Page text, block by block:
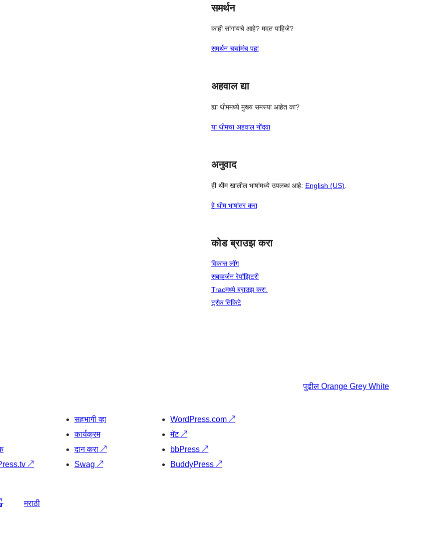
समर्थन
काही सांगायचे आहे? मदत पाहिजे?
समर्थन चर्चामंच पहा
अहवाल द्या
ह्या थीममध्ये मुख्य समस्या आहेत का?
या थीमचा अहवाल नोंदवा
अनुवाद
ही थीम खालील भाषांमध्ये उपलब्ध आहे: English (US)
हे थीम भाषांतर करा
कोड ब्राउझ करा
विकास लॉग
सबव्हर्जन रेपॉझिटरी
Tracमध्ये ब्राउझ करा.
ट्रॅक तिकिटे
पुढील Orange Grey White
↗
सहभागी व्हा
कार्यक्रम
दान करा ↗
Swag ↗
WordPress.com↗
मॅट↗
bbPress↗
BuddyPress↗
मराठी